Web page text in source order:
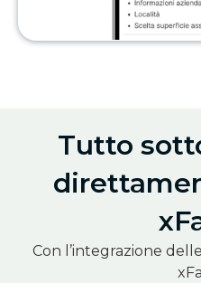
Tutto
Con l’integrazione